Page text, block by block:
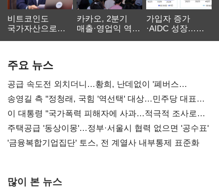
비트코인도
국가자산으로…'
카카오, 2분기
매출·영업익 역대
가입자 증가
·AIDC 성장…
주요 뉴스
공급 속도전 외치더니…황희, 난데없이 '폐버스
리모델링' 제안
송영길 측 "정청래, 국힘 '역선택' 대상…민주당 대표로
총선 지휘 못해"
이 대통령 "국가폭력 피해자에 사과…적극적 조사로
진실 밝혀야"
주택공급 '동상이몽'…정부·서울시 협력 없으면 '공수표'
'금융복합기업집단' 토스, 전 계열사 내부통제 표준화
많이 본 뉴스